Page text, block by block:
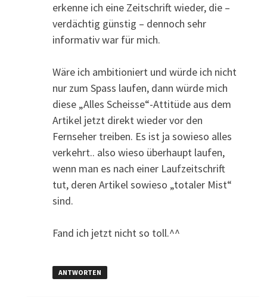
erkenne ich eine Zeitschrift wieder, die –
verdächtig günstig – dennoch sehr
informativ war für mich.
Wäre ich ambitioniert und würde ich nicht
nur zum Spass laufen, dann würde mich
diese „Alles Scheisse“-Attitüde aus dem
Artikel jetzt direkt wieder vor den
Fernseher treiben. Es ist ja sowieso alles
verkehrt.. also wieso überhaupt laufen,
wenn man es nach einer Laufzeitschrift
tut, deren Artikel sowieso „totaler Mist“
sind.
Fand ich jetzt nicht so toll.^^
ANTWORTEN